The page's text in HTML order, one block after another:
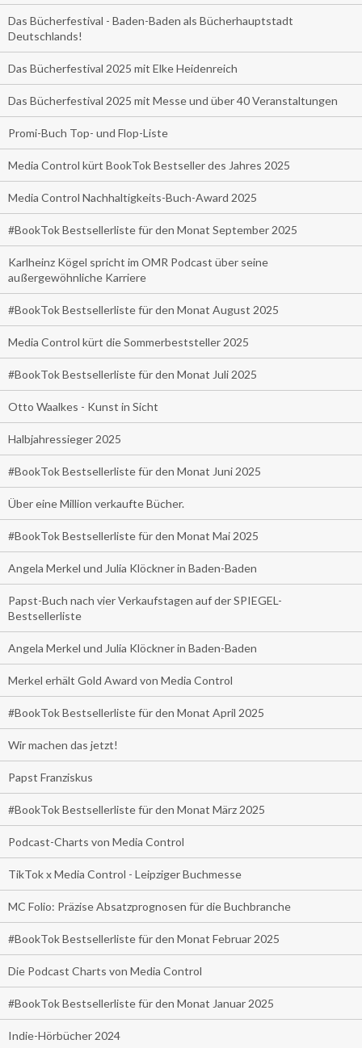
Das Bücherfestival - Baden-Baden als Bücherhauptstadt
Deutschlands!
Das Bücherfestival 2025 mit Elke Heidenreich
Das Bücherfestival 2025 mit Messe und über 40 Veranstaltungen
Promi-Buch Top- und Flop-Liste
Media Control kürt BookTok Bestseller des Jahres 2025
Media Control Nachhaltigkeits-Buch-Award 2025
#BookTok Bestsellerliste für den Monat September 2025
Karlheinz Kögel spricht im OMR Podcast über seine
außergewöhnliche Karriere
#BookTok Bestsellerliste für den Monat August 2025
Media Control kürt die Sommerbeststeller 2025
#BookTok Bestsellerliste für den Monat Juli 2025
Otto Waalkes - Kunst in Sicht
Halbjahressieger 2025
#BookTok Bestsellerliste für den Monat Juni 2025
Über eine Million verkaufte Bücher.
#BookTok Bestsellerliste für den Monat Mai 2025
Angela Merkel und Julia Klöckner in Baden-Baden
Papst-Buch nach vier Verkaufstagen auf der SPIEGEL-
Bestsellerliste
Angela Merkel und Julia Klöckner in Baden-Baden
Merkel erhält Gold Award von Media Control
#BookTok Bestsellerliste für den Monat April 2025
Wir machen das jetzt!
Papst Franziskus
#BookTok Bestsellerliste für den Monat März 2025
Podcast-Charts von Media Control
TikTok x Media Control - Leipziger Buchmesse
MC Folio: Präzise Absatzprognosen für die Buchbranche
#BookTok Bestsellerliste für den Monat Februar 2025
Die Podcast Charts von Media Control
#BookTok Bestsellerliste für den Monat Januar 2025
Indie-Hörbücher 2024